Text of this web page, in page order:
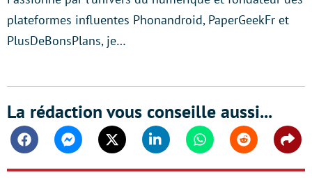
plateformes influentes Phonandroid, PaperGeekFr et
PlusDeBonsPlans, je…
La rédaction vous conseille aussi...
FacebookMessengerTwitter Linkedin WhatsappReddit